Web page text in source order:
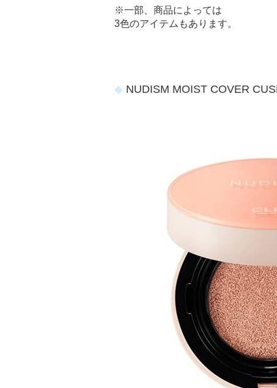
※一部、商品によっては
3色のアイテムもあります。
NUDISM MOIST COVER